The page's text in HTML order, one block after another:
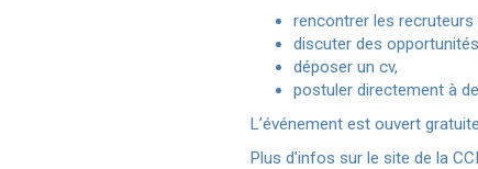
rencontrer les recruteurs
discuter des
déposer un cv,
postuler directement à
L’événement est ouvert
Plus d'infos sur le site de la